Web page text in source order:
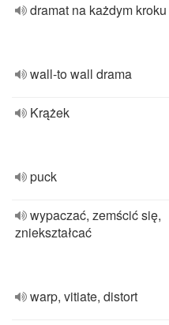
dramat na każdym kroku
wall-to wall drama
Krążek
puck
wypaczać, zemścić się,
zniekształcać
warp, vitiate, distort